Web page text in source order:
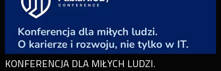
KONFERENCJA DLA MIŁYCH LUDZI.